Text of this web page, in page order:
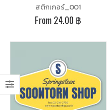
สติกเกอร์_001
From 24.00 ฿
out of 5
From 300.00฿
0out of 5
From3.00฿